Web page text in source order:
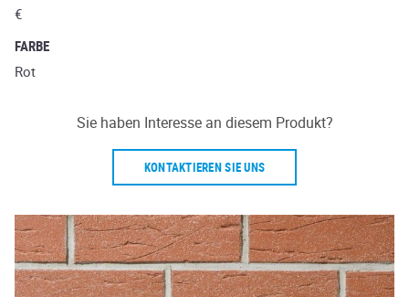
€
FARBE
Rot
Sie haben Interesse an diesem Produkt?
KONTAKTIEREN SIE UNS